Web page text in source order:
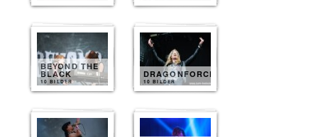
BEYOND THE
BLACK
10 BILDER
DRAGONFORCE
10 BILDER